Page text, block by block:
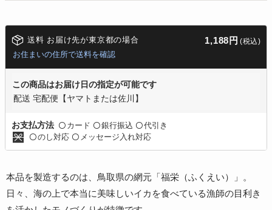
送料 お届け先が東京都の場合 1,188円 (税込)
お住まいの住所で送料を確認
この商品はお届け日の指定が可能です
配送 宅配便【ヤマトまたは佐川】
お支払方法 〇 カード 〇銀行振込 〇代引き
〇のし対応 〇 メッセージ入れ対応
本品を製造するのは、鳥取県の網元「福栄（ふくえい）」。
日々、海の上で本当に美味しいイカを食べている漁師の目利き